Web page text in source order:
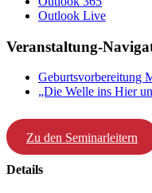
Outlook Live
Veranstaltung-
Geburtsvorbereitung
„Die Welle ins Hier
Zu den Seminarleitern
Details